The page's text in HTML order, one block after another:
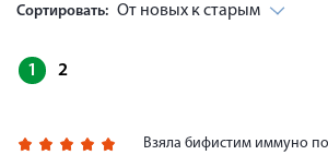
Сортировать: От новых к старым
1 2
Взяла бифистим иммуно